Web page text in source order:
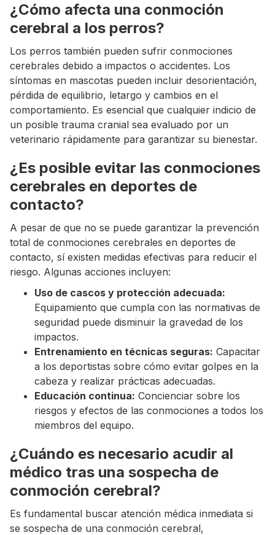
¿Cómo afecta una conmoción
cerebral a los perros?
Los perros también pueden sufrir conmociones
cerebrales debido a impactos o accidentes. Los
síntomas en mascotas pueden incluir desorientación,
pérdida de equilibrio, letargo y cambios en el
comportamiento. Es esencial que cualquier indicio de
un posible trauma cranial sea evaluado por un
veterinario rápidamente para garantizar su bienestar.
¿Es posible evitar las conmociones
cerebrales en deportes de
contacto?
A pesar de que no se puede garantizar la prevención
total de conmociones cerebrales en deportes de
contacto, sí existen medidas efectivas para reducir el
riesgo. Algunas acciones incluyen:
Uso de cascos y protección adecuada:
Equipamiento que cumpla con las normativas de
seguridad puede disminuir la gravedad de los
impactos.
Entrenamiento en técnicas seguras: Capacitar
a los deportistas sobre cómo evitar golpes en la
cabeza y realizar prácticas adecuadas.
Educación continua: Concienciar sobre los
riesgos y efectos de las conmociones a todos los
miembros del equipo.
¿Cuándo es necesario acudir al
médico tras una sospecha de
conmoción cerebral?
Es fundamental buscar atención médica inmediata si
se sospecha de una conmoción cerebral,